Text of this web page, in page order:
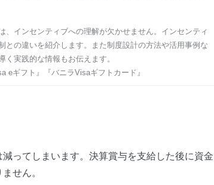
、インセンティブへの理解が欠かせません。インセンティ
との違いを紹介します。また制度設計の方法や活用事例な
く実践的な情報もお伝えます。
eギフト』『バニラVisaギフトカード』
ってしまいます。決算賞与を支給した後に資金
せん。